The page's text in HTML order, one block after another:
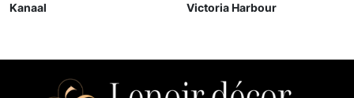
Kanaal
Victoria Harbour